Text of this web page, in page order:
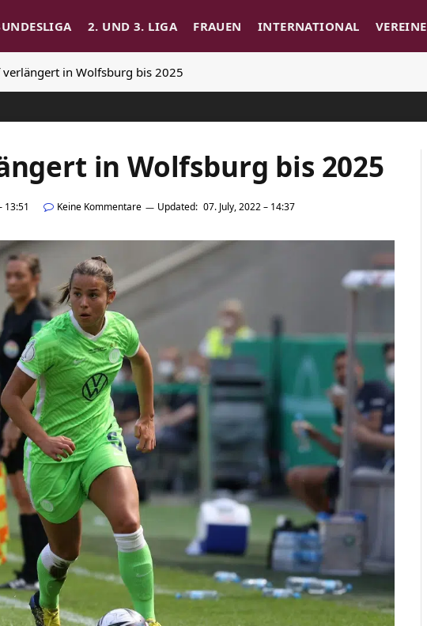
2. UND 3. LIGA FRAUEN INTERNATIONAL VEREINE
in Wolfsburg bis 2025
in Wolfsburg bis 2025
13:51 Keine Kommentare Updated: 07. July, 2022 – 14:37